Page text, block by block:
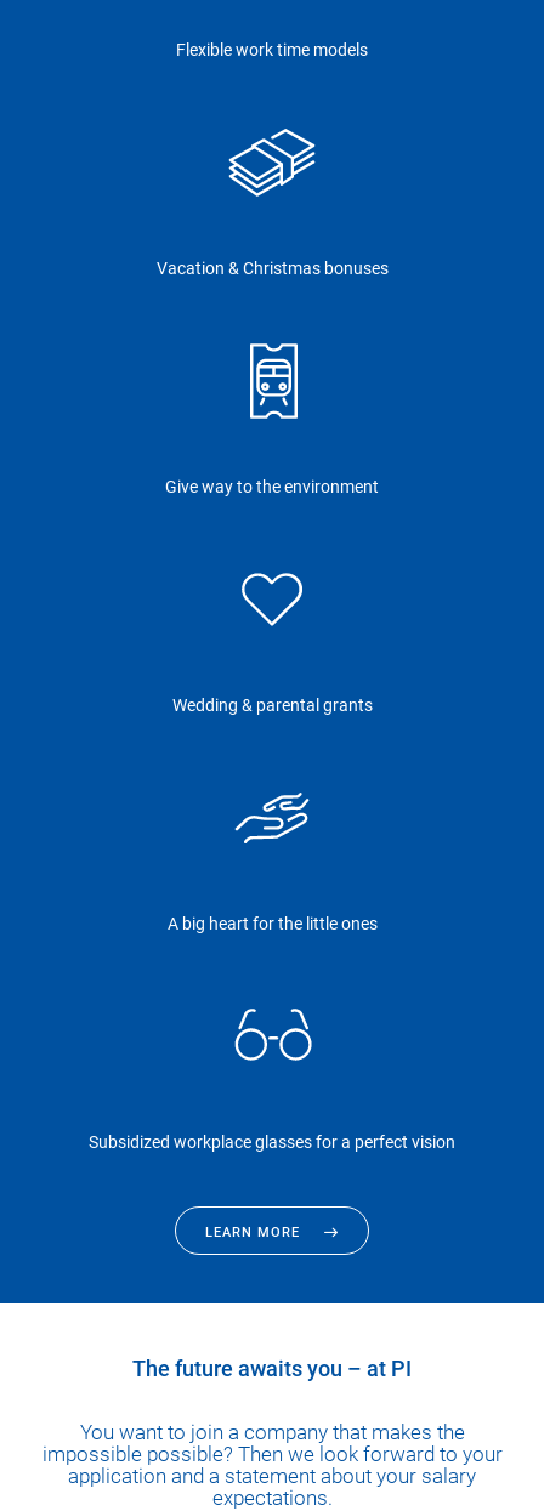
Flexible work time models
Vacation & Christmas bonuses
Give way to the environment
Wedding & parental grants
A big heart for the little ones
Subsidized workplace glasses for a perfect vision
LEARN MORE
The future awaits you – at PI
You want to join a company that makes the
impossible possible? Then we look forward to your
application and a statement about your salary
expectations.